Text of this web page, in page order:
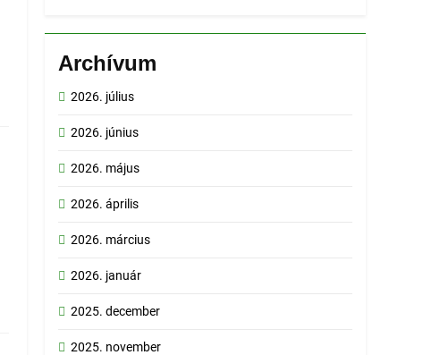
Archívum
2026. július
2026. június
2026. május
2026. április
2026. március
2026. január
2025. december
2025. november